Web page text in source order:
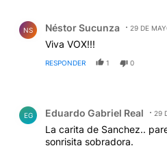
NS Néstor Sucunza 29 DE
Viva VOX!!!
RESPONDER 1 0
EG Eduardo Gabriel Real 29
La carita de Sanchez..
sonrisita sobradora.